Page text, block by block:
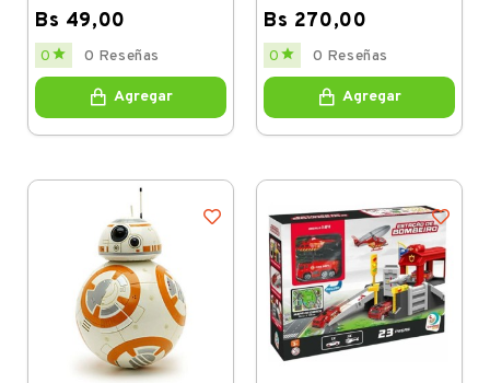
Bs 49,00
Price
0  0 Reseñas
Agregar
Bs 270,00
Price
0  0 Reseñas
Agregar